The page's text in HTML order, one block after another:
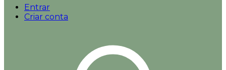
Entrar
Criar conta